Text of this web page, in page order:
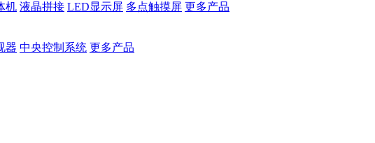
机 液晶拼接 LED显示屏 多点触摸屏 更多产品
器 中央控制系统 更多产品